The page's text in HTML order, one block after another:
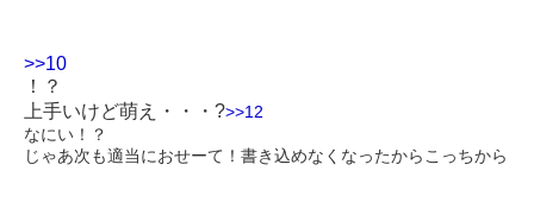
>>10
！？
上手いけど萌え・・・?>>12
なにい！？
じゃあ次も適当におせーて！書き込めなくなったからこっちから